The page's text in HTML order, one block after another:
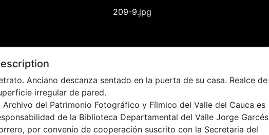
209-9.jpg
Anciano descanza sentado en la puerta de su casa. Realce de
irregular de pared.
Archivo del Patrimonio Fotográfico y Fílmico del Valle del Cauca es
de la Biblioteca Departamental del Valle Jorge Garcés
por convenio de cooperación suscrito con la Secretaria del